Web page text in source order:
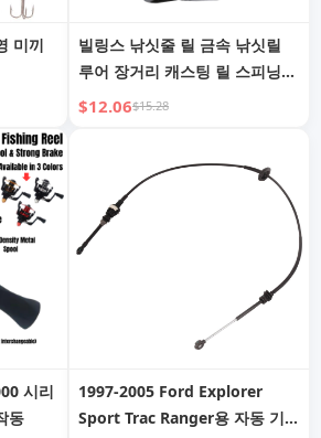
미끼
빌링스 낚싯줄 릴 금속 낚싯릴
루어 장거리 캐스팅 릴 스피닝
릴 낚시 장비 대용량 라인컵 낚
$12.06$15.28
시리
동
1997-2005 Ford Explorer
Sport Trac Ranger용 자동 기어